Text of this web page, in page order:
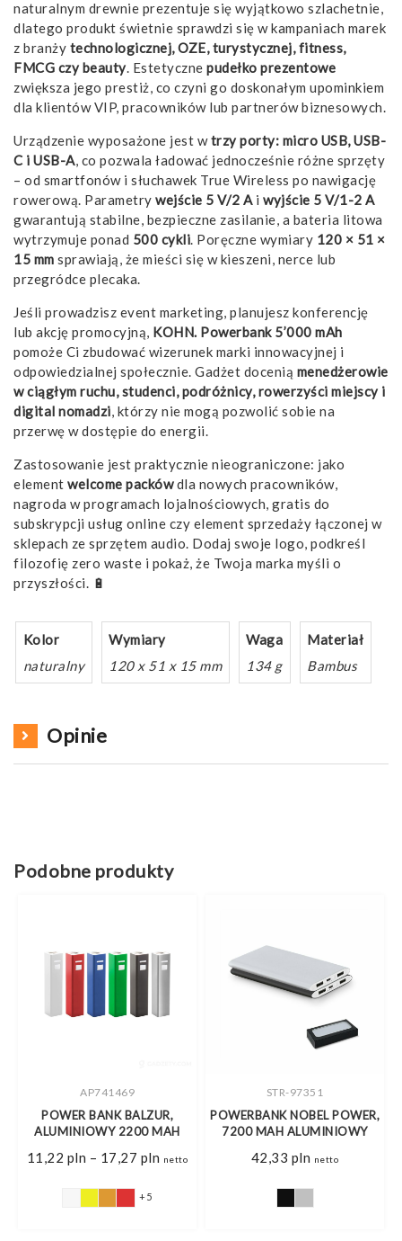
naturalnym drewnie prezentuje się wyjątkowo szlachetnie,
dlatego produkt świetnie sprawdzi się w kampaniach marek
z branży technologicznej, OZE, turystycznej, fitness,
FMCG czy beauty. Estetyczne pudełko prezentowe
zwiększa jego prestiż, co czyni go doskonałym upominkiem
dla klientów VIP, pracowników lub partnerów biznesowych.
Urządzenie wyposażone jest wtrzy porty: micro USB, USB-
C i USB-A, co pozwala ładować jednocześnie różne sprzęty
– od smartfonów i słuchawek True Wireless po nawigację
rowerową. Parametry wejście 5 V/2 Ai wyjście 5 V/1-2 A
gwarantują stabilne, bezpieczne zasilanie, a bateria litowa
wytrzymuje ponad 500 cykli. Poręczne wymiary 120 × 51 ×
15 mm sprawiają, że mieści się w kieszeni, nerce lub
przegródce plecaka.
Jeśli prowadzisz event marketing, planujesz konferencję
lub akcję promocyjną, KOHN. Powerbank 5’000 mAh
pomoże Ci zbudować wizerunek marki innowacyjnej i
odpowiedzialnej społecznie. Gadżet docenią menedżerowie
w ciągłym ruchu, studenci, podróżnicy, rowerzyści miejscy i
digital nomadzi, którzy nie mogą pozwolić sobie na
przerwę w dostępie do energii.
Zastosowanie jest praktycznie nieograniczone: jako
element welcome packówdla nowych pracowników,
nagroda w programach lojalnościowych, gratis do
subskrypcji usług online czy element sprzedaży łączonej w
sklepach ze sprzętem audio. Dodaj swoje logo, podkreśl
filozofię zero waste i pokaż, że Twoja marka myśli o
przyszłości. 🔋
Kolor
naturalny
Wymiary
120 x 51 x 15 mm
Waga
134 g
Materiał
Bambus
Opinie
Podobne produkty
AP741469
POWER BANK BALZUR,
ALUMINIOWY 2200 MAH
11,22 pln – 17,27 pln Zakres
netto
+5
STR-97351
POWERBANK NOBEL POWER,
7200 MAH ALUMINIOWY
42,33 pln netto